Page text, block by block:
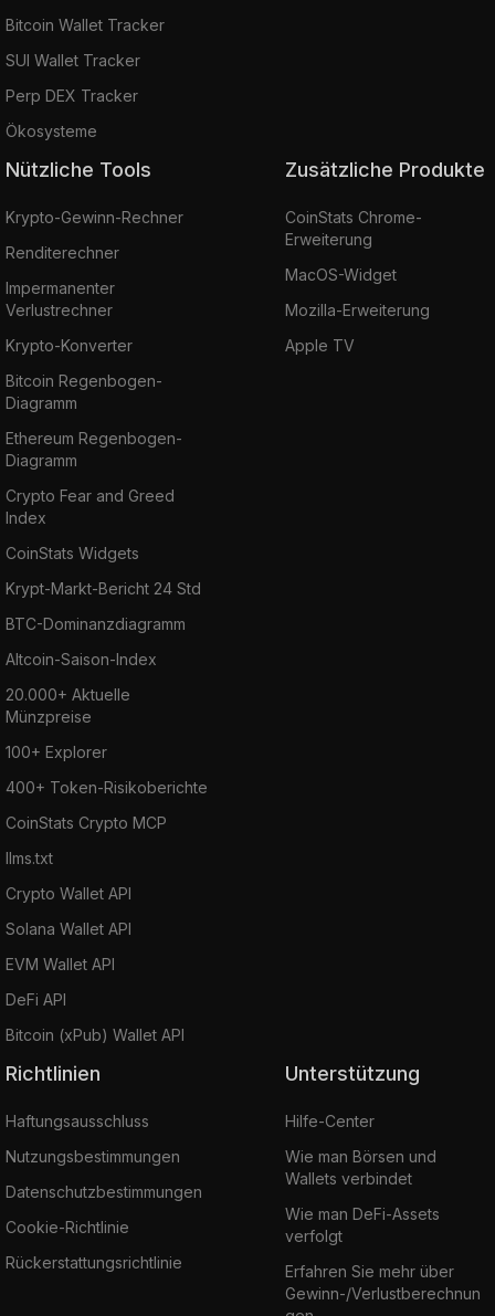
Bitcoin Wallet Tracker
SUI Wallet Tracker
Perp DEX Tracker
Ökosysteme
Nützliche Tools
Krypto-Gewinn-Rechner
Renditerechner
Impermanenter
Verlustrechner
Krypto-Konverter
Bitcoin Regenbogen-
Diagramm
Ethereum Regenbogen-
Diagramm
Crypto Fear and Greed
Index
CoinStats Widgets
Krypt-Markt-Bericht 24 Std
BTC-Dominanzdiagramm
Altcoin-Saison-Index
20.000+ Aktuelle
Münzpreise
100+ Explorer
400+ Token-Risikoberichte
CoinStats Crypto MCP
llms.txt
Crypto Wallet API
Solana Wallet API
EVM Wallet API
DeFi API
Bitcoin (xPub) Wallet API
Zusätzliche Produkte
CoinStats Chrome-
Erweiterung
MacOS-Widget
Mozilla-Erweiterung
Apple TV
Richtlinien
Haftungsausschluss
Nutzungsbestimmungen
Datenschutzbestimmungen
Cookie-Richtlinie
Rückerstattungsrichtlinie
Unterstützung
Hilfe-Center
Wie man Börsen und
Wallets verbindet
Wie man DeFi-Assets
verfolgt
Erfahren Sie mehr über
Gewinn-/Verlustberechnun